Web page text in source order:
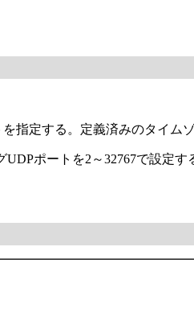
指定する。定義済みのタイム
ポートを2～32767で設定す